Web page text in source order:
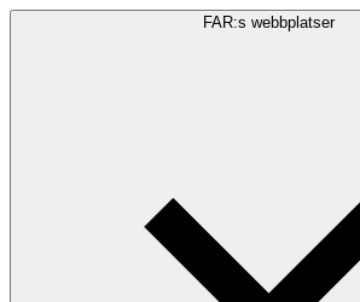
FAR:s webbplatser